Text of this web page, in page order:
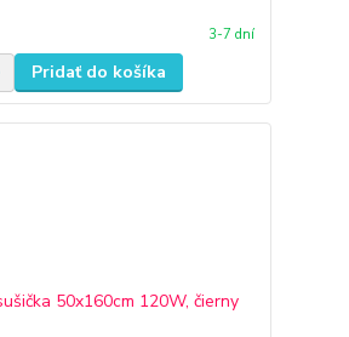
3-7 dní
Pridať do košíka